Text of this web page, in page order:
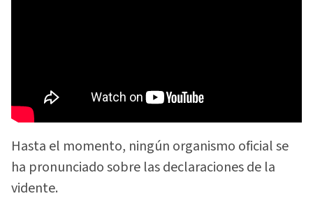
Hasta el momento, ningún organismo oficial se
ha pronunciado sobre las declaraciones de la
vidente.